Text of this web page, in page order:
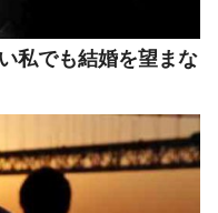
私でも結婚を望まな